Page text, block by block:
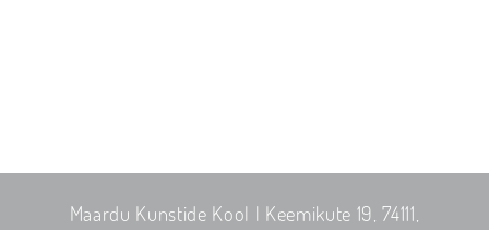
Maardu Kunstide Kool | Keemikute 19, 74111,